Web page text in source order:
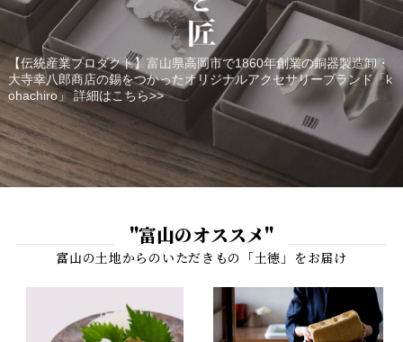
【今が旬】白えび漁解禁。一匹一匹丁寧に手剥きされた「富山湾の
宝石・白えび」を、お刺身で味わう贅沢。詳細はこちら>>
【伝統産業プロダクト】富山県高岡市で1860年創業の銅器製造卸・
大寺幸八郎商店の錫をつかったオリジナルアクセサリーブランド「k
ohachiro」 詳細はこちら>>
【無農薬となみ米】藍藻が栄養素を供給する「天緑農法」で、無農
薬で栽培されたコシヒカリ。糖脂質が多く、免疫力を高めると言わ
れています。詳細はこちら>>
【オススメ商品】「すずがみ」は、明治42年創業以来、富山県高岡
市で寺院用のおりんを専門に製造しているシマタニ昇龍工房のオリ
ジナル商品。詳細はこちら>>
"富山のオススメ"